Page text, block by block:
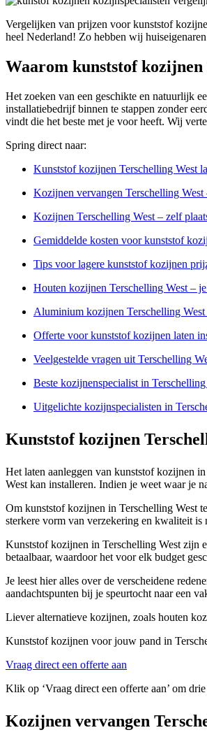
Vergelijken van prijzen voor kunststof
heel Nederland! Zo hebben wij
Waarom kunststof
Het zoeken van een geschikte en natuurlijk
installatiebedrijf binnen te stappen zonder
vindt die het beste met je voor heeft. Wij
Spring direct naar:
Kunststof kozijnen Terschelling West
Kozijnen vervangen Terschelling
Kozijnen Terschelling West – zelf
Gemiddelde kosten voor kunststof
Tips voor lagere kunststof kozijnen
Houten kozijnen Terschelling West –
Aluminium kozijnen Terschelling West
Offerte voor kunststof kozijnen laten
Veelgestelde vragen uit Terschelling
Beste kozijnenspecialist in
Uitgelichte kozijnspecialisten in
Kunststof kozijnen
Het laten aanleggen van kunststof kozijnen
West kan installeren. Indien je weet waar je
Om kunststof kozijnen in Terschelling West
sterkere vorm van verzekering en kwaliteit
Kunststof kozijnen in Terschelling West zijn
betaalbaar, waardoor het voor elk budget
Je leest hier alles over de verscheidene
aandachtspunten bij je speurtocht naar een
Liever alternatieve kozijnen, zoals houten
Kunststof kozijnen voor jouw pand in
Vraag direct een offerte aan
Klik op ‘Vraag direct een offerte aan’ om
Kozijnen vervangen